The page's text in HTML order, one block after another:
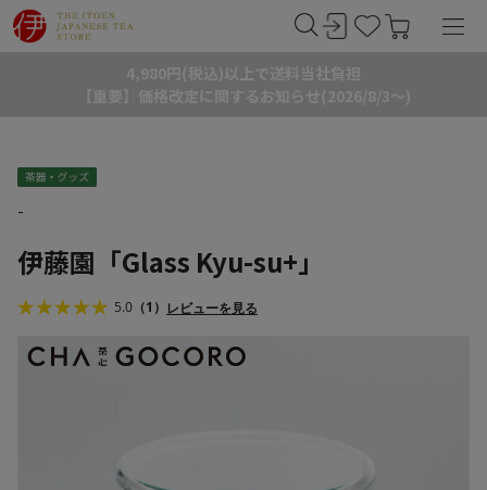
4,980円(税込)以上で送料当社負担
【重要】価格改定に関するお知らせ(2026/8/3～)
-
伊藤園「Glass Kyu-su+」
5.0 （1） レビューを見る